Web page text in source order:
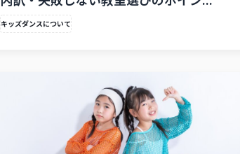
キッズダンスについて